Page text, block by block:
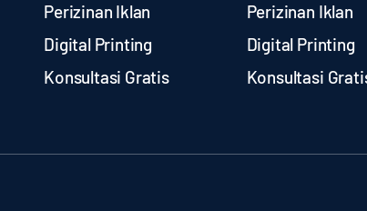
Perizinan Iklan
Digital Printing
Konsultasi Gratis
Perizinan Iklan
Digital Printing
Konsultasi